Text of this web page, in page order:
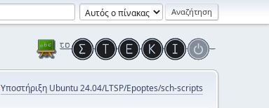
Υποστήριξη Ubuntu 24.04/LTSP/Epoptes/sch-scripts